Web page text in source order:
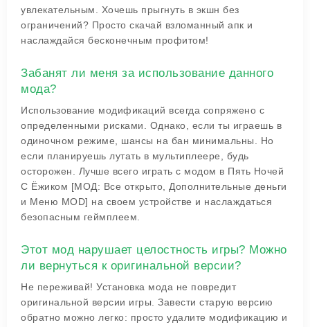
увлекательным. Хочешь прыгнуть в экшн без
ограничений? Просто скачай взломанный апк и
наслаждайся бесконечным профитом!
Забанят ли меня за использование данного
мода?
Использование модификаций всегда сопряжено с
определенными рисками. Однако, если ты играешь в
одиночном режиме, шансы на бан минимальны. Но
если планируешь лутать в мультиплеере, будь
осторожен. Лучше всего играть с модом в Пять Ночей
С Ёжиком [МОД: Все открыто, Дополнительные деньги
и Меню MOD] на своем устройстве и наслаждаться
безопасным геймплеем.
Этот мод нарушает целостность игры? Можно
ли вернуться к оригинальной версии?
Не переживай! Установка мода не повредит
оригинальной версии игры. Завести старую версию
обратно можно легко: просто удалите модификацию и